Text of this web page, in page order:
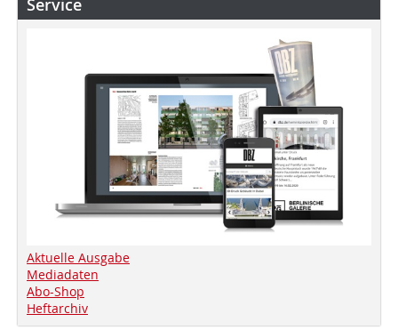
Service
Aktuelle Ausgabe
Mediadaten
Abo-Shop
Heftarchiv